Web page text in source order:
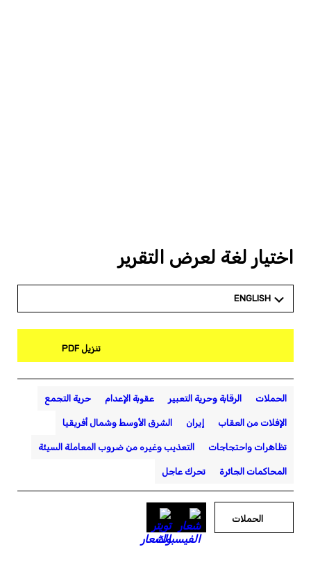
اختيار لغة لعرض التقرير
ENGLISH
تنزيل PDF
الحملات الرقابة وحرية التعبير عقوبة الإعدام حرية التجمع
الإفلات من العقاب إيران الشرق الأوسط وشمال أفريقيا
تظاهرات واحتجاجات التعذيب وغيره من ضروب المعاملة السيئة
المحاكمات الجائرة تحرك عاجل
الحملات